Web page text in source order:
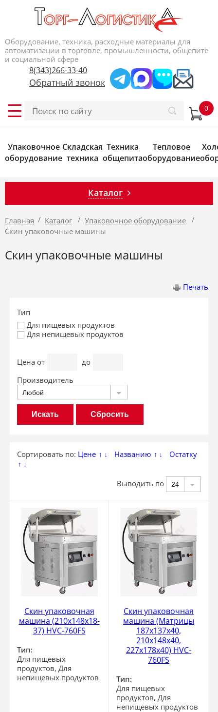
Оборудование, техника, расходные материалы для
автоматизации в торговле, промышленности, общепите
и социальной сфере
8(343)266-33-40
Обратный звонок
Упаковочное
оборудование
Складская
техника
Техника
общепита
Тепловое
оборудование
Каталог
Главная / Каталог / Упаковочное оборудование /
Скин упаковочные машины
Скин упаковочные машины
Печать
Тип
Для пищевых продуктов
Для непищевых продуктов
Цена от
до
Производитель
Любой
Сбросить
Сортировать по: Цене ↑ ↓ Названию ↑ ↓ Остатку
↑ ↓
Выводить по 24
Скин упаковочная
машина (210х148х18-
37) HVC-760FS
Тип:
Для пищевых
продуктов, Для
непищевых продуктов
Скин упаковочная
машина (Матрицы
187х137х40,
210х148х40,
227х178х40) HVC-
760FS
Тип:
Для пищевых
продуктов, Для
непищевых продуктов